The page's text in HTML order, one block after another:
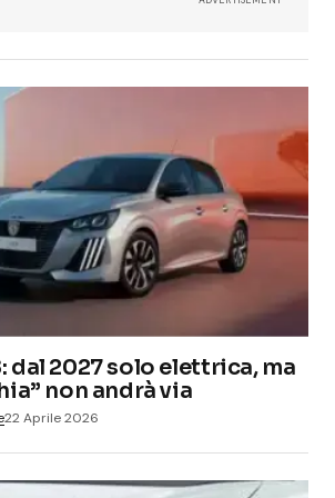
dal 2027 solo elettrica, ma
non andrà via
22 Aprile 2026